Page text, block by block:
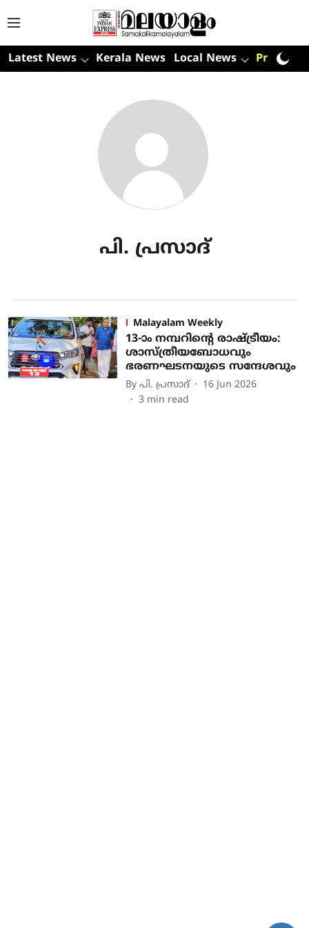
Latest News Kerala News Local News Premium
പി. പ്രസാദ്
Malayalam Weekly
13-ാം നമ്പറിന്റെ രാഷ്ട്രീയം:
ശാസ്ത്രീയബോധവും
ഭരണഘടനയുടെ സന്ദേശവും
By പി. പ്രസാദ്
16 Jun 2026
3 min read